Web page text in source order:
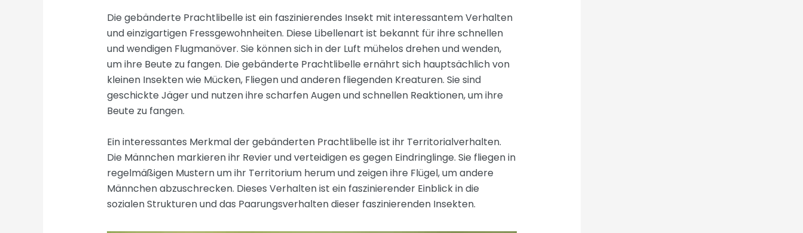
Die gebänderte Prachtlibelle ist ein faszinierendes Insekt mit interessantem Verhalten
und einzigartigen Fressgewohnheiten. Diese Libellenart ist bekannt für ihre schnellen
und wendigen Flugmanöver. Sie können sich in der Luft mühelos drehen und wenden,
um ihre Beute zu fangen. Die gebänderte Prachtlibelle ernährt sich hauptsächlich von
kleinen Insekten wie Mücken, Fliegen und anderen fliegenden Kreaturen. Sie sind
geschickte Jäger und nutzen ihre scharfen Augen und schnellen Reaktionen, um ihre
Beute zu fangen.
Ein interessantes Merkmal der gebänderten Prachtlibelle ist ihr Territorialverhalten.
Die Männchen markieren ihr Revier und verteidigen es gegen Eindringlinge. Sie fliegen in
regelmäßigen Mustern um ihr Territorium herum und zeigen ihre Flügel, um andere
Männchen abzuschrecken. Dieses Verhalten ist ein faszinierender Einblick in die
sozialen Strukturen und das Paarungsverhalten dieser faszinierenden Insekten.